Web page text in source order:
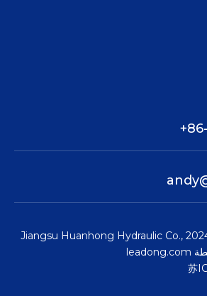
حقوق الطبع والنشر © 2024 Jiangsu Huanhong Hydraulic Co.,
leadong.com
苏